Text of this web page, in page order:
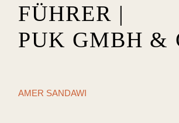
FÜHRER |
PUK GMBH &
AMER SANDAWI